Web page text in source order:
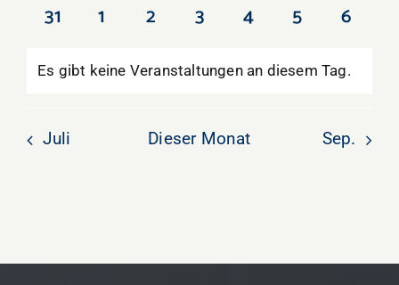
Veranstaltungen
Veranstaltungen
Veranstaltungen
Veranstaltungen
Veranstaltungen
0
31 0
1 0
2 0
3 0
4 0
5 0
6
Hinweis
Es gibt keine Veranstaltungen an diesem Tag.
Juli Dieser Monat Sep.